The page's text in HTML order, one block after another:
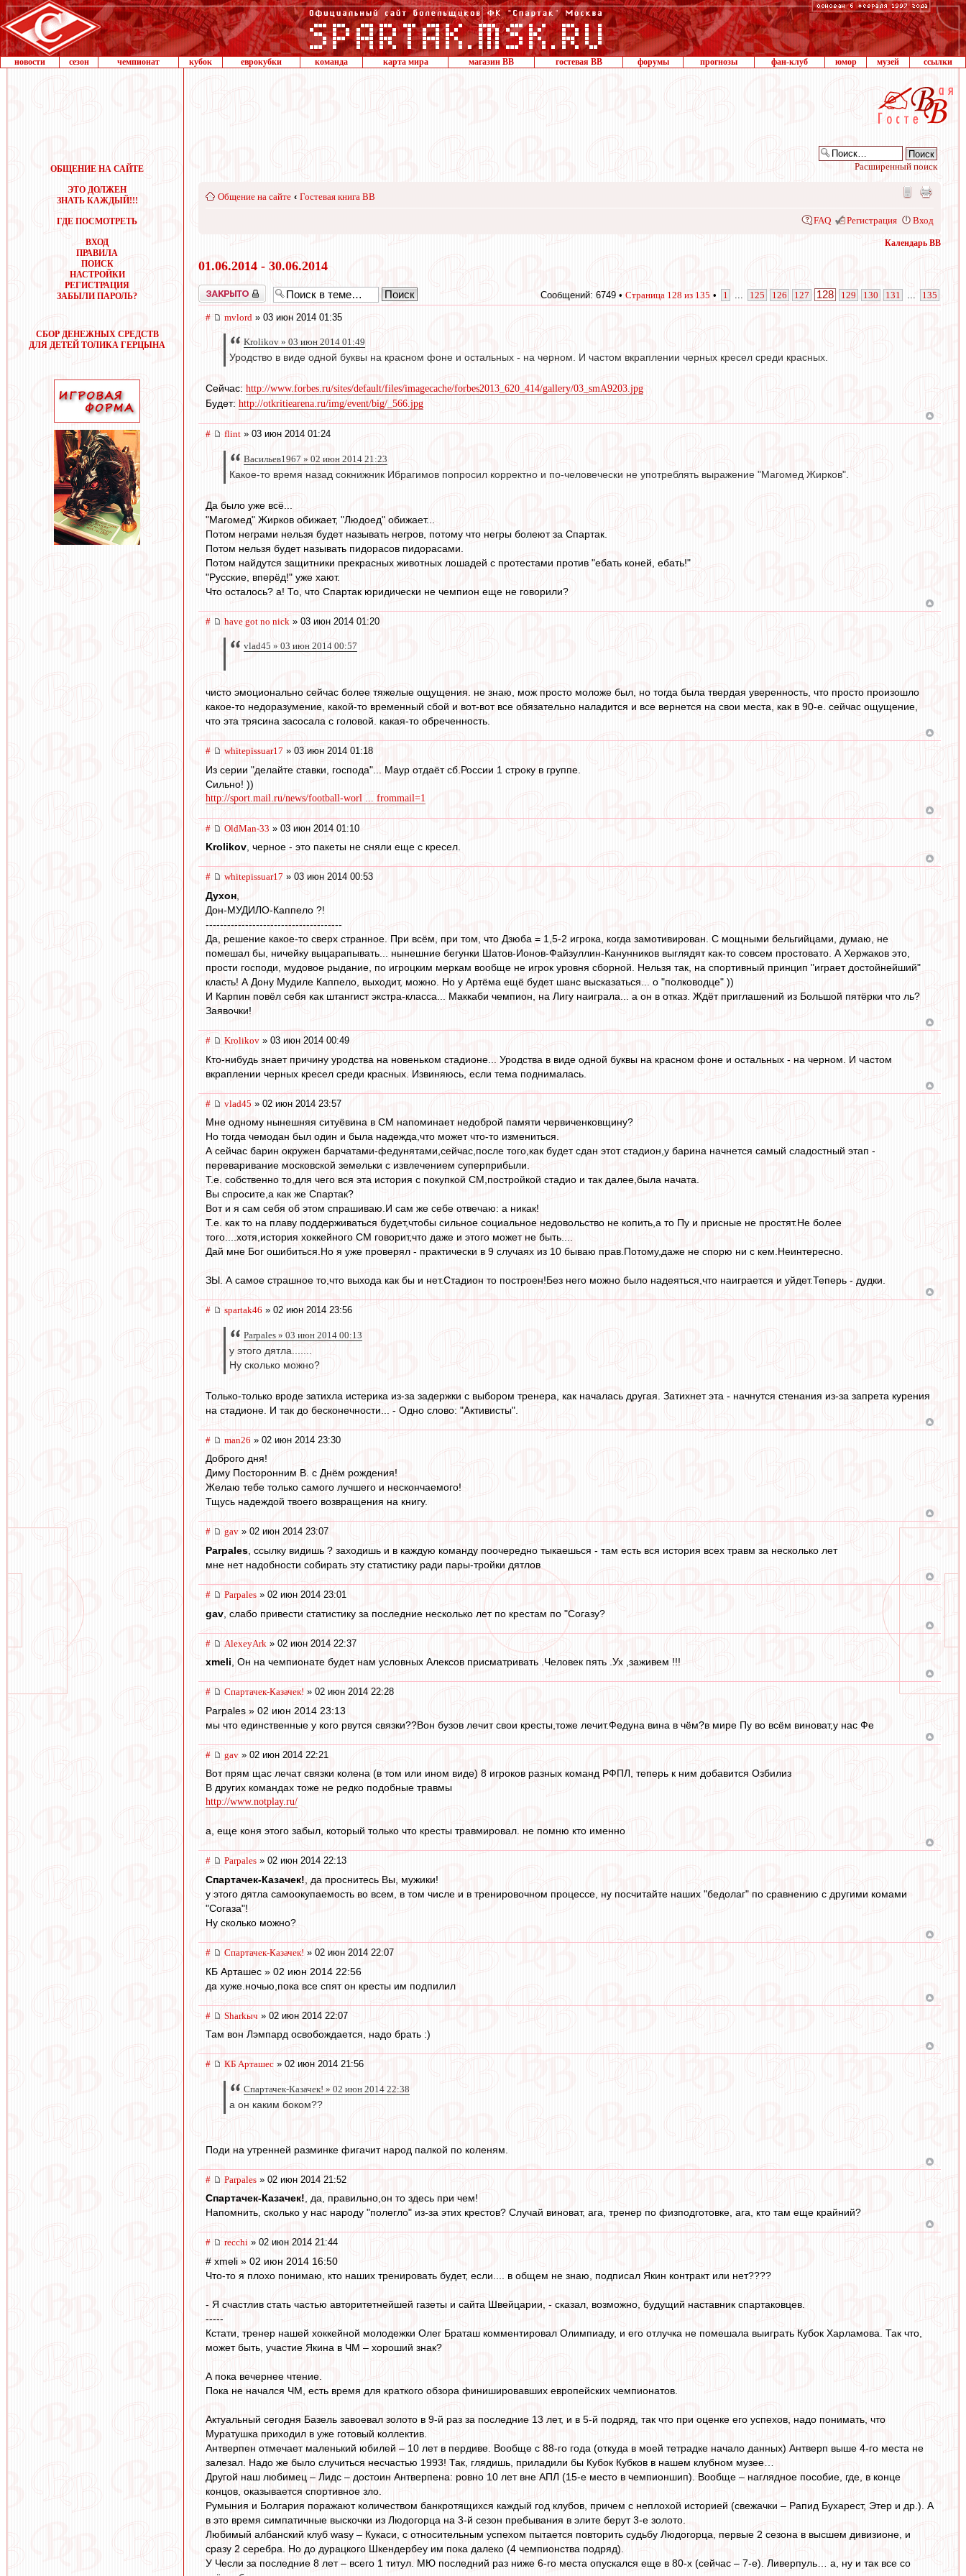
новости сезон чемпионат кубок еврокубки команда карта мира магазин ВВ гостевая ВВ форумы прогнозы фан-клуб юмор музей ссылки
ОБЩЕНИЕ НА САЙТЕ
ЭТО ДОЛЖЕН
ЗНАТЬ КАЖДЫЙ!!!
ГДЕ ПОСМОТРЕТЬ
ВХОД
ПРАВИЛА
ПОИСК
НАСТРОЙКИ
РЕГИСТРАЦИЯ
ЗАБЫЛИ ПАРОЛЬ?
СБОР ДЕНЕЖНЫХ СРЕДСТВ
ДЛЯ ДЕТЕЙ ТОЛИКА ГЕРЦЫНА
Расширенный поиск
Общение на сайте ‹ Гостевая книга ВВ
FAQ Регистрация Вход
Календарь ВВ
01.06.2014 - 30.06.2014
Закрыто Сообщений: 6749 • Страница 128 из 135 • 1 125 126 127 128 129 130 131 135
# mvlord » 03 июн 2014 01:35
Krolikov » 03 июн 2014 01:49
Уродство в виде одной буквы на красном фоне и остальных - на черном. И частом вкраплении черных кресел среди красных.
Сейчас: http://www.forbes.ru/sites/default/files/imagecache/forbes2013_620_414/gallery/03_smA9203.jpg
Будет: http://otkritiearena.ru/img/event/big/_566.jpg
# flint » 03 июн 2014 01:24
Васильев1967 » 02 июн 2014 21:23
Какое-то время назад сокнижник Ибрагимов попросил корректно и по-человечески не употреблять выражение "Магомед Жирков".
Да было уже всё...
"Магомед" Жирков обижает, "Людоед" обижает...
Потом неграми нельзя будет называть негров, потому что негры болеют за Спартак.
Потом нельзя будет называть пидорасов пидорасами.
Потом найдутся защитники прекрасных животных лошадей с протестами против "ебать коней, ебать!"
"Русские, вперёд!" уже хают.
Что осталось? а! То, что Спартак юридически не чемпион еще не говорили?
# have got no nick » 03 июн 2014 01:20
vlad45 » 03 июн 2014 00:57
чисто эмоционально сейчас более тяжелые ощущения. не знаю, мож просто моложе был, но тогда была твердая уверенность, что просто произошло
какое-то недоразумение, какой-то временный сбой и вот-вот все обязательно наладится и все вернется на свои места, как в 90-е. сейчас ощущение,
что эта трясина засосала с головой. какая-то обреченность.
# whitepissuar17 » 03 июн 2014 01:18
Из серии "делайте ставки, господа"... Маур отдаёт сб.России 1 строку в группе.
Сильно! ))
http://sport.mail.ru/news/football-worl ... frommail=1
# OldMan-33 » 03 июн 2014 01:10
Krolikov, черное - это пакеты не сняли еще с кресел.
# whitepissuar17 » 03 июн 2014 00:53
Духон
Дон-МУДИЛО-Каппело ?!
--------------------------------------
Да, решение какое-то сверх странное. При всём, при том, что Дзюба = 1,5-2 игрока, когда замотивирован. С мощными бельгийцами, думаю, не
помешал бы, ничейку выцарапывать... нынешние бегунки Шатов-Ионов-Файзуллин-Канунников выглядят как-то совсем простовато. А Хержаков это,
прости господи, мудовое рыдание, по игроцким меркам вообще не игрок уровня сборной. Нельзя так, на спортивный принцип "играет достойнейший"
класть! А Дону Мудиле Каппело, выходит, можно. Но у Артёма ещё будет шанс высказаться... о "полководце" ))
И Карпин повёл себя как штангист экстра-класса... Маккаби чемпион, на Лигу наиграла... а он в отказ. Ждёт приглашений из Большой пятёрки что ль?
Заявочки!
# Krolikov » 03 июн 2014 00:49
Кто-нибудь знает причину уродства на новеньком стадионе... Уродства в виде одной буквы на красном фоне и остальных - на черном. И частом
вкраплении черных кресел среди красных. Извиняюсь, если тема поднималась.
# vlad45 » 02 июн 2014 23:57
Мне одному нынешняя ситуёвина в СМ напоминает недоброй памяти червиченковщину?
Но тогда чемодан был один и была надежда,что может что-то измениться.
А сейчас барин окружен барчатами-федунятами,сейчас,после того,как будет сдан этот стадион,у барина начнется самый сладостный этап -
переваривание московской земельки с извлечением суперприбыли.
Т.е. собственно то,для чего вся эта история с покупкой СМ,постройкой стадио и так далее,была начата.
Вы спросите,а как же Спартак?
Вот и я сам себя об этом спрашиваю.И сам же себе отвечаю: а никак!
Т.е. как то на плаву поддерживаться будет,чтобы сильное социальное недовольство не копить,а то Пу и присные не простят.Не более
того....хотя,история хоккейного СМ говорит,что даже и этого может не быть....
Дай мне Бог ошибиться.Но я уже проверял - практически в 9 случаях из 10 бываю прав.Потому,даже не спорю ни с кем.Неинтересно.
ЗЫ. А самое страшное то,что выхода как бы и нет.Стадион то построен!Без него можно было надеяться,что наиграется и уйдет.Теперь - дудки.
# spartak46 » 02 июн 2014 23:56
Parpales » 03 июн 2014 00:13
у этого дятла.......
Ну сколько можно?
Только-только вроде затихла истерика из-за задержки с выбором тренера, как началась другая. Затихнет эта - начнутся стенания из-за запрета курения
на стадионе. И так до бесконечности... - Одно слово: "Активисты".
# man26 » 02 июн 2014 23:30
Доброго дня!
Диму Посторонним В. с Днём рождения!
Желаю тебе только самого лучшего и нескончаемого!
Тщусь надеждой твоего возвращения на книгу.
# gav » 02 июн 2014 23:07
Parpales , ссылку видишь ? заходишь и в каждую команду поочередно тыкаешься - там есть вся история всех травм за несколько лет
мне нет надобности собирать эту статистику ради пары-тройки дятлов
# Parpales » 02 июн 2014 23:01
gav , слабо привести статистику за последние несколько лет по крестам по "Согазу?
# AlexeyArk » 02 июн 2014 22:37
xmeli, Он на чемпионате будет нам условных Алексов присматривать .Человек пять .Ух ,заживем !!!
# Спартачек-Казачек! » 02 июн 2014 22:28
Parpales » 02 июн 2014 23:13
мы что единственные у кого рвутся связки??Вон бузов лечит свои кресты,тоже лечит.Федуна вина в чём?в мире Пу во всём виноват,у нас Фе
# gav » 02 июн 2014 22:21
Вот прям щас лечат связки колена (в том или ином виде) 8 игроков разных команд РФПЛ, теперь к ним добавится Озбилиз
В других командах тоже не редко подобные травмы
http://www.notplay.ru/
а, еще коня этого забыл, который только что кресты травмировал. не помню кто именно
# Parpales » 02 июн 2014 22:13
Спартачек-Казачек! , да проснитесь Вы, мужики!
у этого дятла самоокупаемость во всем, в том числе и в тренировочном процессе, ну посчитайте наших "бедолаг" по сравнению с другими комами
"Согаза"!
Ну сколько можно?
# Спартачек-Казачек! » 02 июн 2014 22:07
КБ Арташес » 02 июн 2014 22:56
да хуже.ночью,пока все спят он кресты им подпилил
# Sharkыч » 02 июн 2014 22:07
Там вон Лэмпард освобождается, надо брать :)
# КБ Арташес » 02 июн 2014 21:56
Спартачек-Казачек! » 02 июн 2014 22:38
а он каким боком??
Поди на утренней разминке фигачит народ палкой по коленям.
# Parpales » 02 июн 2014 21:52
Спартачек-Казачек!, да, правильно,он то здесь при чем!
Напомнить, сколько у нас народу "полегло" из-за этих крестов? Случай виноват, ага, тренер по физподготовке, ага, кто там еще крайний?
# recchi » 02 июн 2014 21:44
# xmeli » 02 июн 2014 16:50
Что-то я плохо понимаю, кто наших тренировать будет, если.... в общем не знаю, подписал Якин контракт или нет????
- Я счастлив стать частью авторитетнейшей газеты и сайта Швейцарии, - сказал, возможно, будущий наставник спартаковцев.
-----
Кстати, тренер нашей хоккейной молодежки Олег Браташ комментировал Олимпиаду, и его отлучка не помешала выиграть Кубок Харламова. Так что,
может быть, участие Якина в ЧМ – хороший знак?
А пока вечернее чтение.
Пока не начался ЧМ, есть время для краткого обзора финишировавших европейских чемпионатов.
Актуальный сегодня Базель завоевал золото в 9-й раз за последние 13 лет, и в 5-й подряд, так что при оценке его успехов, надо понимать, что
Муратушка приходил в уже готовый коллектив.
Антверпен отмечает маленький юбилей – 10 лет в пердиве. Вообще с 88-го года (откуда в моей тетрадке начало данных) Антверп выше 4-го места не
залезал. Надо же было случиться несчастью 1993! Так, глядишь, приладили бы Кубок Кубков в нашем клубном музее…
Другой наш любимец – Лидс – достоин Антверпена: ровно 10 лет вне АПЛ (15-е место в чемпионшип). Вообще – наглядное пособие, где, в конце
концов, оказывается спортивное зло.
Румыния и Болгария поражают количеством банкротящихся каждый год клубов, причем с неплохой историей (свежачки – Рапид Бухарест, Этер и др.). А
в это время симпатичные выскочки из Людогорца на 3-й сезон пребывания в элите берут 3-е золото.
Любимый албанский клуб wasy – Кукаси, с относительным успехом пытается повторить судьбу Людогорца, первые 2 сезона в высшем дивизионе, и
сразу 2 серебра. Но до дурацкого Шкендербеу им пока далеко (4 чемпионства подряд).
У Чесли за последние 8 лет – всего 1 титул. МЮ последний раз ниже 6-го места опускался еще в 80-х (сейчас – 7-е). Ливерпуль… а, ну и так все со